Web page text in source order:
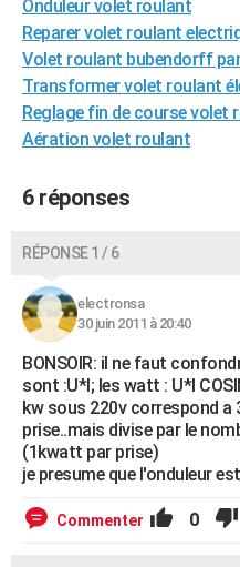
GUIDES D'ACHAT
BONS PLANS
CARTE DE VOEUX
Dictionnaire
Biographies
Citations
Expressions
Proverbes
PROGRAMME TV
COPAINS D'AVANT
S'inscrire
Se connecter
Lycées
Collèges
Primaires
Universités
Entreprises
Service militaire
Avis de recherche
AVIS DE DÉCÈS
Bricolage
Lifestyle
Culture
Sport
Auto
Television
Voyage
Cinema
Onduleur volet roulant
Reparer volet roulant
Volet roulant bubendorff
Transformer volet roulant
Reglage fin de course volet
Aération volet roulant
6 réponses
RÉPONSE 1 / 6
electronsa
30 juin 2011 à 20:40
BONSOIR: il ne faut
sont :U*I; les watt : U*I
kw sous 220v correspond a
prise..mais divise par le
(1kwatt par prise)
je presume que l'onduleur
Commenter 0